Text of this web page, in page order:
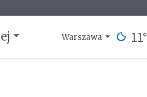
Warszawa 11°